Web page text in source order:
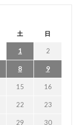
土 日
1 2
8 9
15 16
22 23
29 30